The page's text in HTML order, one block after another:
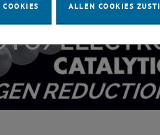
ALLEN COOKIES